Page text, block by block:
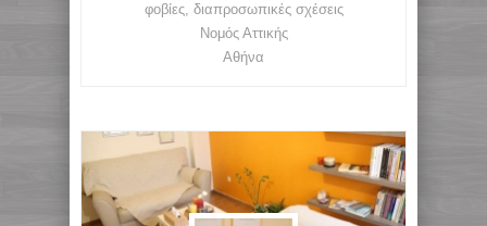
φοβίες, διαπροσωπικές σχέσεις
Νομός Αττικής
Αθήνα